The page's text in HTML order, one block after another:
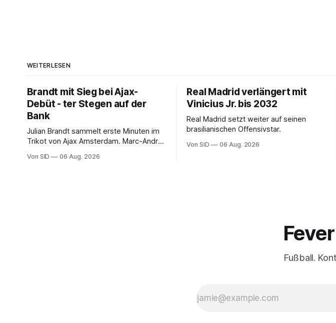
WEITERLESEN
Brandt mit Sieg bei Ajax-
Debüt - ter Stegen auf der
Bank
Julian Brandt sammelt erste Minuten im
Trikot von Ajax Amsterdam. Marc-André
Von SID 06 Aug. 2026
Real Madrid verlängert mit
Vinicius Jr. bis 2032
Real Madrid setzt weiter auf seinen
brasilianischen Offensivstar.
Von SID 06 Aug. 2026
Fußball.